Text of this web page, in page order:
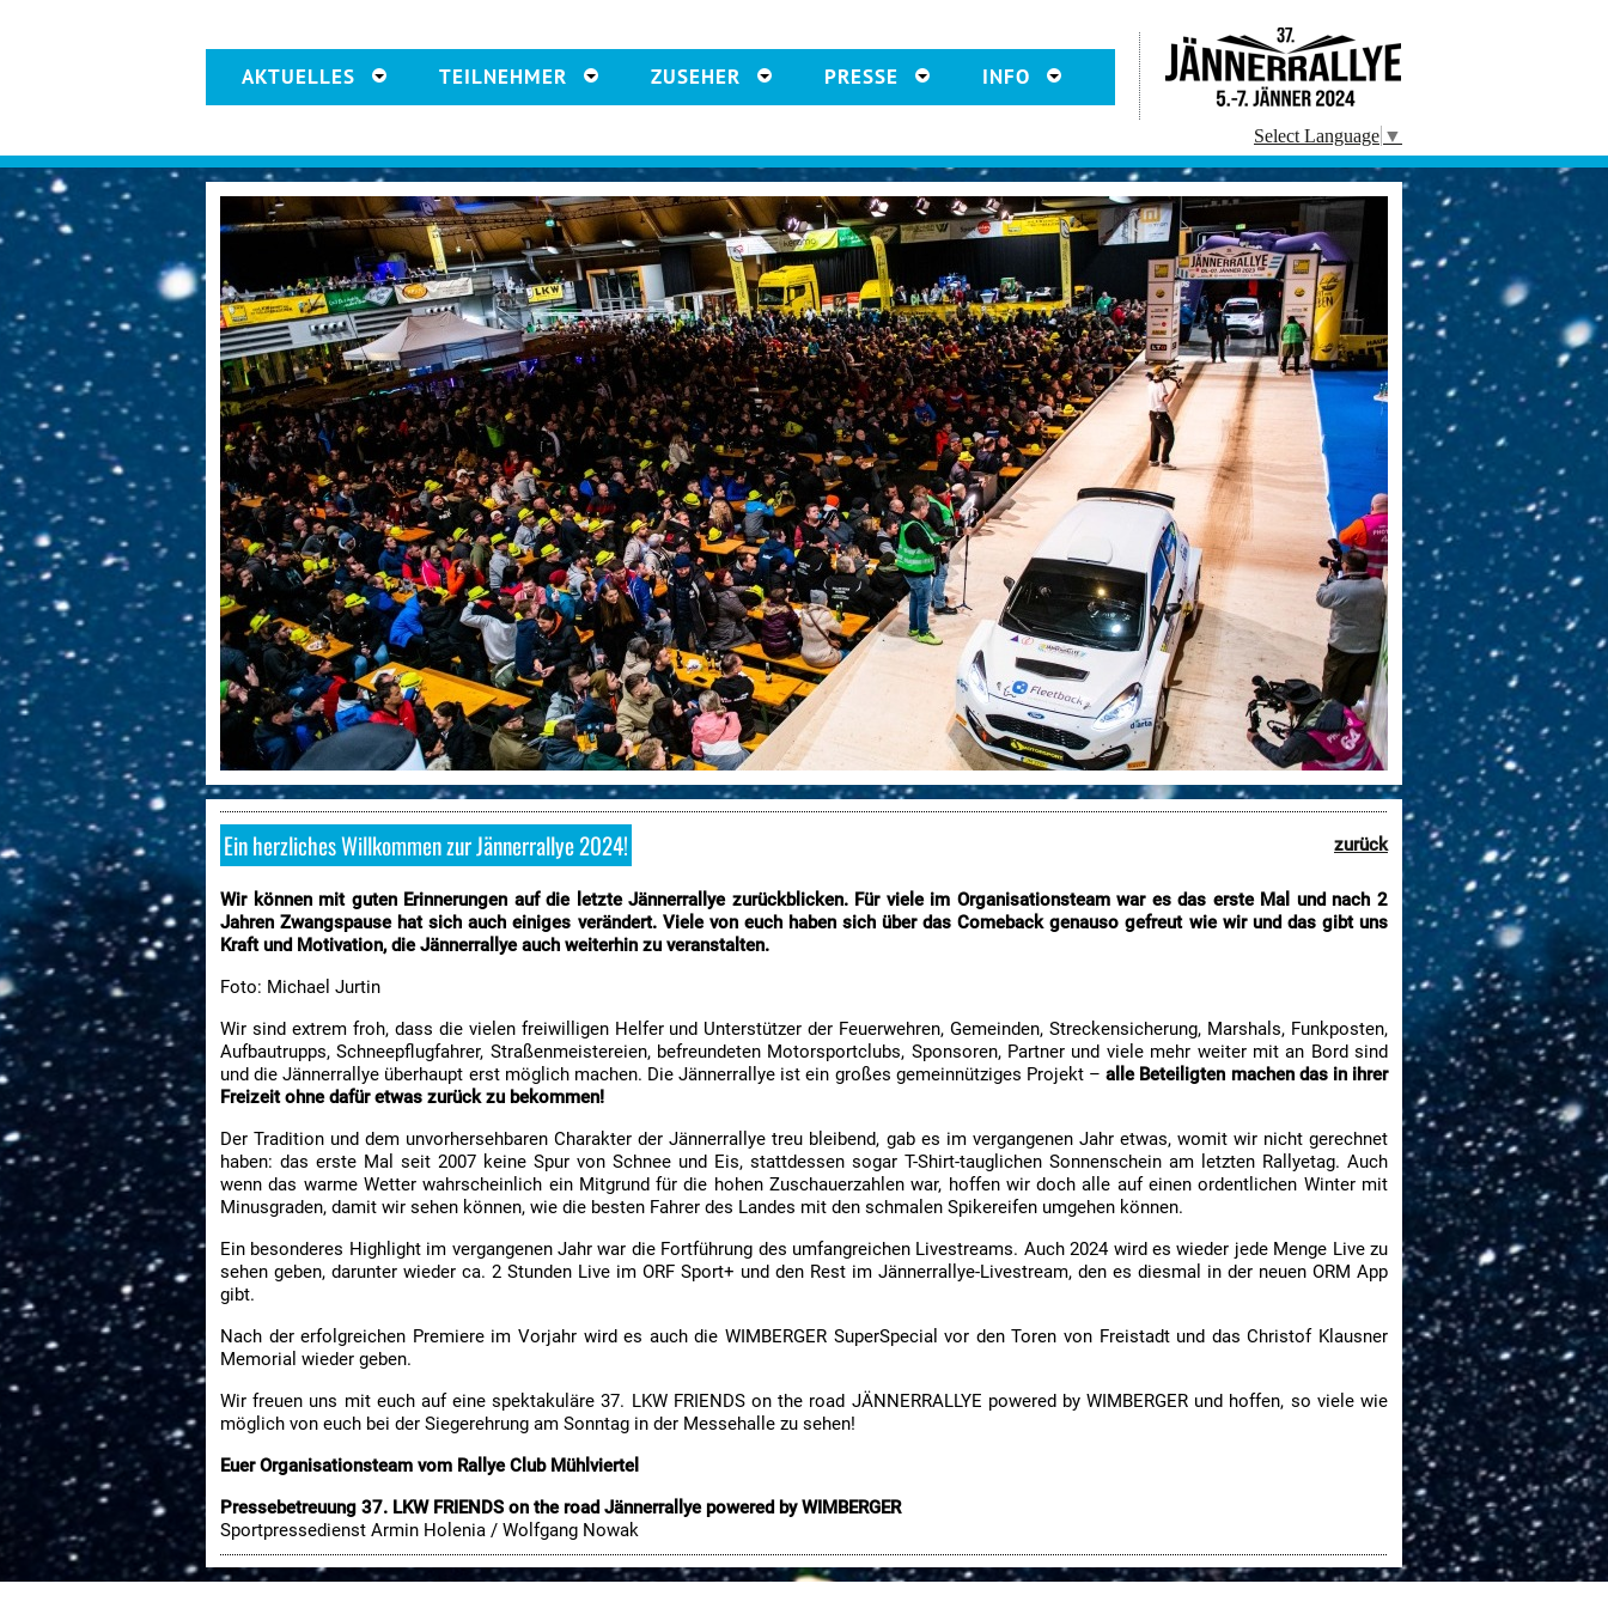
AKTUELLES TEILNEHMER ZUSEHER PRESSE INFO
Select Language ▼
Ein herzliches Willkommen zur Jännerrallye 2024! zurück
Wir können mit guten Erinnerungen auf die letzte Jännerrallye zurückblicken. Für viele im Organisationsteam war es das erste Mal und nach 2
Jahren Zwangspause hat sich auch einiges verändert. Viele von euch haben sich über das Comeback genauso gefreut wie wir und das gibt uns
Kraft und Motivation, die Jännerrallye auch weiterhin zu veranstalten.
Foto: Michael Jurtin
Wir sind extrem froh, dass die vielen freiwilligen Helfer und Unterstützer der Feuerwehren, Gemeinden, Streckensicherung, Marshals, Funkposten,
Aufbautrupps, Schneepflugfahrer, Straßenmeistereien, befreundeten Motorsportclubs, Sponsoren, Partner und viele mehr weiter mit an Bord sind
und die Jännerrallye überhaupt erst möglich machen. Die Jännerrallye ist ein großes gemeinnütziges Projekt –alle Beteiligten machen das in ihrer
Freizeit ohne dafür etwas zurück zu bekommen!
Der Tradition und dem unvorhersehbaren Charakter der Jännerrallye treu bleibend, gab es im vergangenen Jahr etwas, womit wir nicht gerechnet
haben: das erste Mal seit 2007 keine Spur von Schnee und Eis, stattdessen sogar T-Shirt-tauglichen Sonnenschein am letzten Rallyetag. Auch
wenn das warme Wetter wahrscheinlich ein Mitgrund für die hohen Zuschauerzahlen war, hoffen wir doch alle auf einen ordentlichen Winter mit
Minusgraden, damit wir sehen können, wie die besten Fahrer des Landes mit den schmalen Spikereifen umgehen können.
Ein besonderes Highlight im vergangenen Jahr war die Fortführung des umfangreichen Livestreams. Auch 2024 wird es wieder jede Menge Live zu
sehen geben, darunter wieder ca. 2 Stunden Live im ORF Sport+ und den Rest im Jännerrallye-Livestream, den es diesmal in der neuen ORM App
gibt.
Nach der erfolgreichen Premiere im Vorjahr wird es auch die WIMBERGER SuperSpecial vor den Toren von Freistadt und das Christof Klausner
Memorial wieder geben.
Wir freuen uns mit euch auf eine spektakuläre 37. LKW FRIENDS on the road JÄNNERRALLYE powered by WIMBERGER und hoffen, so viele wie
möglich von euch bei der Siegerehrung am Sonntag in der Messehalle zu sehen!
Euer Organisationsteam vom Rallye Club Mühlviertel
Pressebetreuung 37. LKW FRIENDS on the road Jännerrallye powered by WIMBERGER
Sportpressedienst Armin Holenia / Wolfgang Nowak